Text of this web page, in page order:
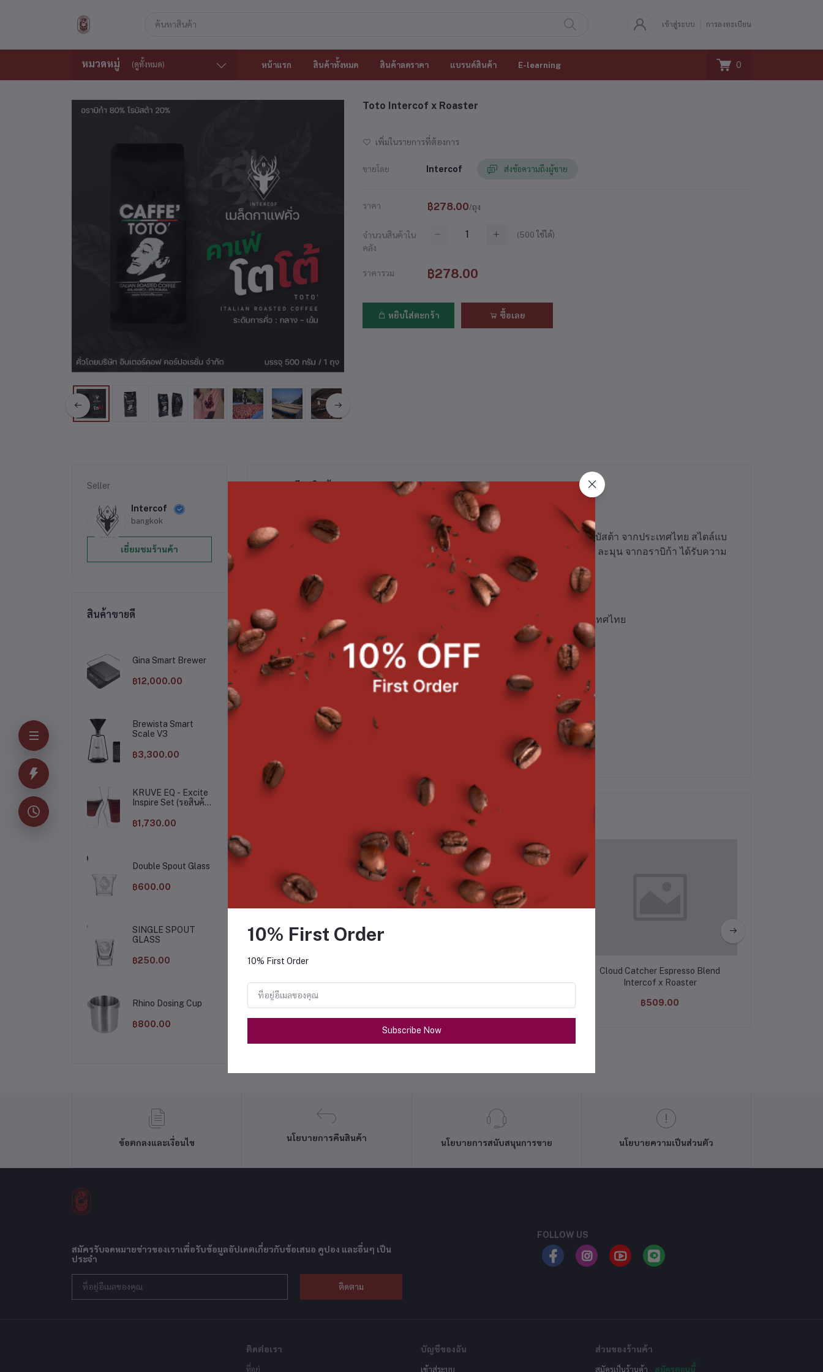
เข้าสู่ระบบ การลงทะเบียน
หมวดหมู่ (ดูทั้งหมด) หน้าแรก สินค้าทั้งหมด สินค้าลดราคา แบรนด์สินค้า E-learning 0
Toto Intercof x Roaster
เพิ่มในรายการที่ต้องการ
ขายโดย Intercof ส่งข้อความถึงผู้ขาย
ราคา ฿278.00/ถุง
จำนวนสินค้าใน
คลัง
(500 ใช้ได้)
ราคารวม ฿278.00
หยิบใส่ตะกร้า ซื้อเลย
Seller
Intercof
bangkok
เยี่ยมชมร้านค้า
สินค้าขายดี
Gina Smart Brewer
฿12,000.00
Brewista Smart
Scale V3
฿3,300.00
KRUVE EQ - Excite
Inspire Set (รอสินค้า
฿1,730.00
Double Spout Glass
฿600.00
SINGLE SPOUT
GLASS
฿250.00
Rhino Dosing Cup
฿800.00
Toto เมล็ดกาแฟสูตร เบลนพิเศษ ผลิตจากกาแฟคั่วชั้นดี ระหว่าง อราบิก้า และ โรบัสต้า จากประเทศไทย สไตล์แบ
บอิตตาเลี่ยน เป็นการคัดสรรผสมผสาน เพื่อให้เกิดความหอมหวาน นุ่มกลมกล่อม ละมุน จากอราบิก้า ได้รับความ
เข้ม โดดเด่น บอดี้หนัก จากโรบัสต้า เพื่อเพิ่มเอกลักษณ์เฉพาะตัว ในการดื่มด่ำ
เหมาะแก่การชงเครื่องดื่ม เมนูร้อน และ เย็น
แหล่งที่ปลูก : กาแฟอราบิก้าทางภาคเหนือและโรบัสต้าทางภาคใต้ของประเทศไทย
Altitude : 1,300-1,450 m. / 500-600 m.
Processing : Washed
Roast Level : Medium Drak
*หมายเหตุ ราคานี้รวม Vat7% แล้ว
฿315.00
Cloud Catcher Espresso Blend
Intercof x Roaster
฿509.00
ข้อตกลงและเงื่อนไข
นโยบายการคืนสินค้า
นโยบายการสนับสนุนการขาย นโยบายความเป็นส่วนตัว
สมัครรับจดหมายข่าวของเราเพื่อรับข้อมูลอัปเดตเกี่ยวกับข้อเสนอ คูปอง และอื่นๆ เป็น
ประจำ
ติดตาม
FOLLOW US
ติดต่อเรา
ที่อยู่
บัญชีของฉัน
เข้าสู่ระบบ
ส่วนของร้านค้า
สมัครเป็นร้านค้า สมัครตอนนี้
10% First Order
10% First Order
Subscribe Now